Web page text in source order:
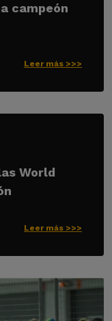
campeón
Leer más >>>
World
Leer más >>>